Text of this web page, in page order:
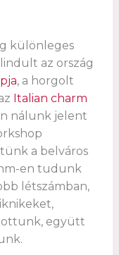
különleges
az ország
, a horgolt
Italian charm
nálunk jelent
a belváros
en tudunk
létszámban,
együtt